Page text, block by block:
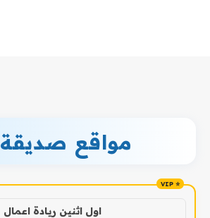
مواقع صديقة
اول اثنين ريادة اعمال